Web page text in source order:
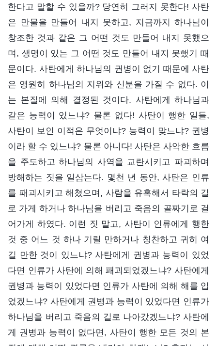
한다고 말할 수 있을까? 당연히 그러지 못한다! 사탄
은 만물을 만들어 내지 못하고, 지금까지 하나님이
창조한 것과 같은 그 어떤 것도 만들어 내지 못했으
며, 생명이 있는 그 어떤 것도 만들어 내지 못했기 때
문이다. 사탄에게 하나님의 권병이 없기 때문에 사탄
은 영원히 하나님의 지위와 신분을 가질 수 없다. 이
는 본질에 의해 결정된 것이다. 사탄에게 하나님과
같은 능력이 있느냐? 물론 없다! 사탄이 행한 일들,
사탄이 보인 이적은 무엇이냐? 능력이 맞느냐? 권병
이라 할 수 있느냐? 물론 아니다! 사탄은 사악한 흐름
을 주도하고 하나님의 사역을 교란시키고 파괴하며
방해하는 짓을 일삼는다. 몇천 년 동안, 사탄은 인류
를 패괴시키고 해쳤으며, 사람을 유혹해서 타락의 길
로 가게 하거나 하나님을 버리고 죽음의 골짜기로 걸
어가게 하였다. 이런 짓 말고, 사탄이 인류에게 행한
것 중 어느 것 하나 기릴 만하거나 칭찬하고 귀히 여
길 만한 것이 있느냐? 사탄에게 권병과 능력이 있었
다면 인류가 사탄에 의해 패괴되었겠느냐? 사탄에게
권병과 능력이 있었다면 인류가 사탄에 의해 해를 입
었겠느냐? 사탄에게 권병과 능력이 있었다면 인류가
하나님을 버리고 죽음의 길로 나아갔겠느냐? 사탄에
게 권병과 능력이 없다면, 사탄이 행한 모든 것의 본